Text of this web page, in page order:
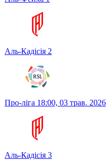
Аль-Кадісія 2
Про-ліга 18:00, 03 трав. 2026
Аль-Кадісія 3